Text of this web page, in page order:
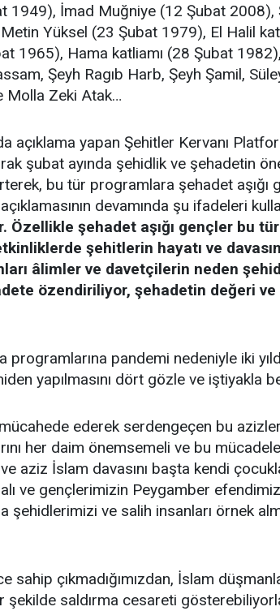
1949), İmad Muğniye (12 Şubat 2008),
Yüksel (23 Şubat 1979), El Halil
1965), Hama katliamı (28 Şubat
Şeyh Ragıb Harb, Şeyh Şamil,
Molla Zeki Atak…
açıklama yapan Şehitler Kervanı
şubat ayında şehidlik ve şehadetin
bu tür programlara şehadet aşığı
devamında şu ifadeleri
Özellikle şehadet aşığı gençler bu tür
şehitlerin hayatı ve
âlimler ve davetçilerin neden
özendiriliyor, şehadetin değeri ve
programlarına pandemi nedeniyle iki
yapılmasını dört gözle ve iştiyakla
ederek serdengeçen bu
her daim önemsemeli ve bu
aziz İslam davasını başta kendi
ve gençlerimizin Peygamber
ve salih insanları örnek
çıkmadığımızdan, İslam
şekilde saldırma cesareti